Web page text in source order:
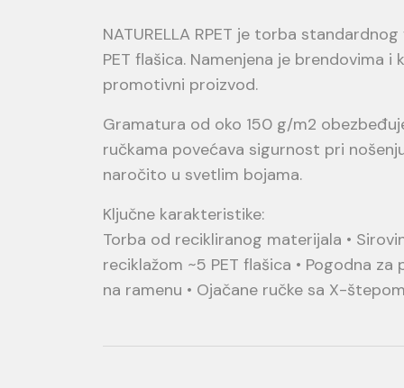
NATURELLA RPET je torba
PET flašica. Namenjena je brendovima
promotivni proizvod.
Gramatura od oko 150 g/m2
ručkama povećava sigurnost pri
naročito u svetlim bojama.
Ključne karakteristike:
Torba od recikliranog materijala •
reciklažom ~5 PET flašica • Pogodna
na ramenu • Ojačane ručke sa X-